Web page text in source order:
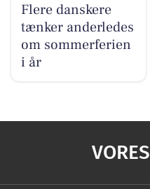
Flere danskere
tænker anderledes
om sommerferien
i år
VORES